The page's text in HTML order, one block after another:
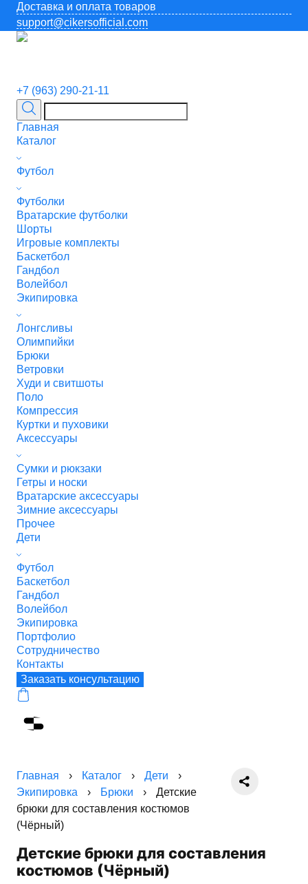
Доставка и оплата товаров
support@cikersofficial.com
+7 (963) 290-21-11
Главная
Каталог
Футбол
Футболки
Вратарские футболки
Шорты
Игровые комплекты
Баскетбол
Гандбол
Волейбол
Экипировка
Лонгсливы
Олимпийки
Брюки
Ветровки
Худи и свитшоты
Поло
Компрессия
Куртки и пуховики
Аксессуары
Сумки и рюкзаки
Гетры и носки
Вратарские аксессуары
Зимние аксессуары
Прочее
Дети
Футбол
Баскетбол
Гандбол
Волейбол
Экипировка
Портфолио
Сотрудничество
Контакты
Заказать консультацию
Главная › Каталог › Дети
›
Экипировка
› Брюки ›
Детские
брюки для составления костюмов
(Чёрный)
Детские брюки для составления
костюмов (Чёрный)